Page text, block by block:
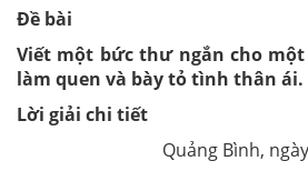
Đề bài
Viết một bức thư ngắn cho
làm quen và bày tỏ tình thân ái.
Lời giải chi tiết
Quảng Bình,